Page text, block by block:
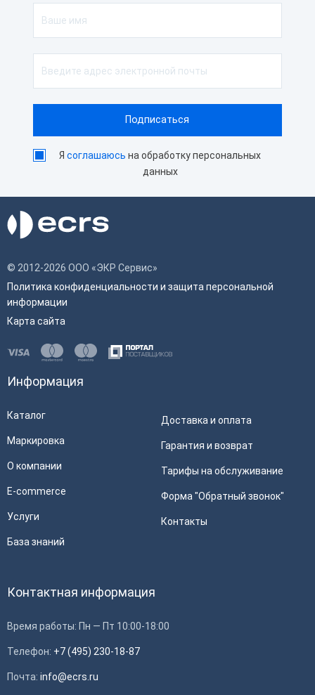
Ясоглашаюсь на обработку персональных
данных
© 2012-2026 ООО «ЭКР Сервис»
Политика конфиденциальности и защита персональной
информации
Карта сайта
Информация
Каталог
Маркировка
О компании
E-commerce
Услуги
База знаний
Доставка и оплата
Гарантия и возврат
Тарифы на обслуживание
Форма "Обратный звонок"
Контакты
Контактная информация
Время работы: Пн — Пт 10:00-18:00
Телефон: +7 (495) 230-18-87
Почта: info@ecrs.ru